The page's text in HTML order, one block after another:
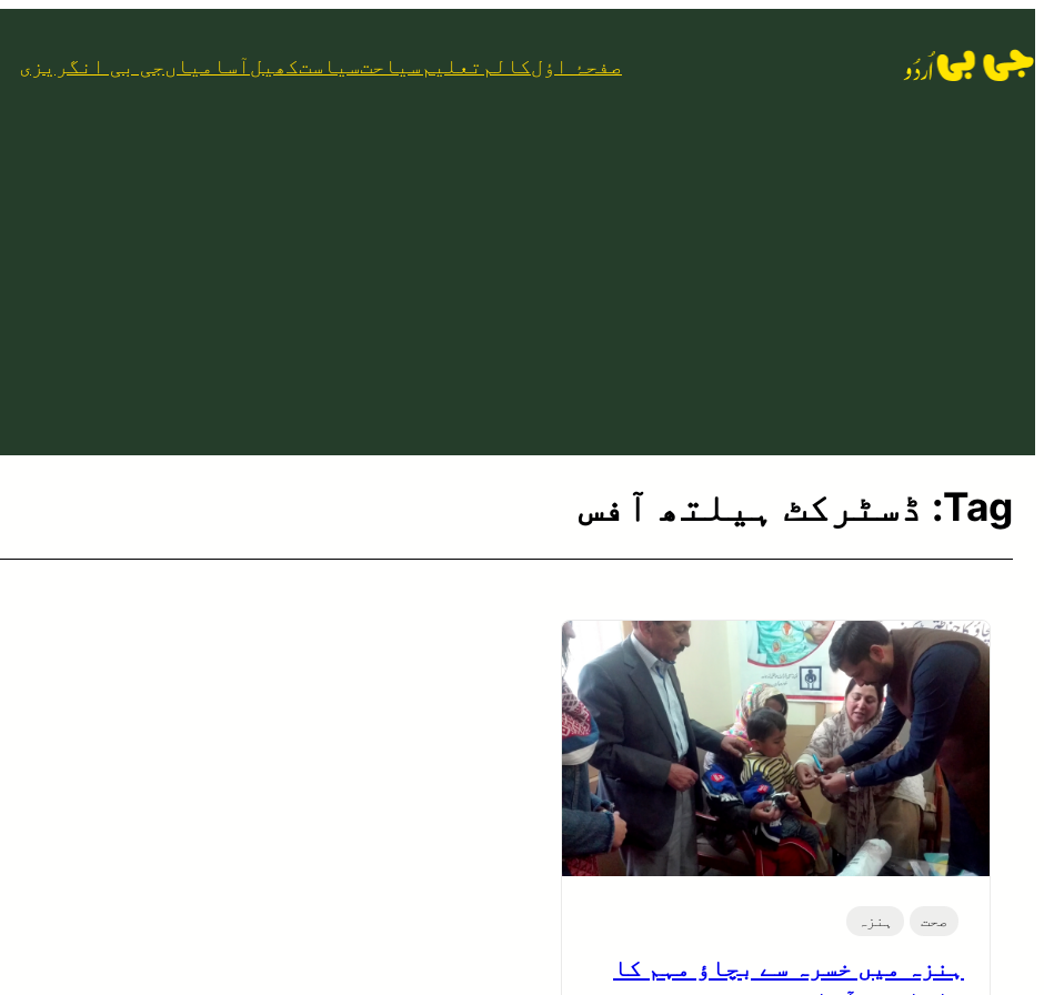
to
صفحۂ اؤلکالم تعلیمسیاحتسیاستکھیلآسامیاںجی بی انگریزی
Tag: ڈسٹرکٹ ہیلتھ آفس
صحت ہنزہ
ہنزہ میں خسرہ سے بچاؤ مہم کا